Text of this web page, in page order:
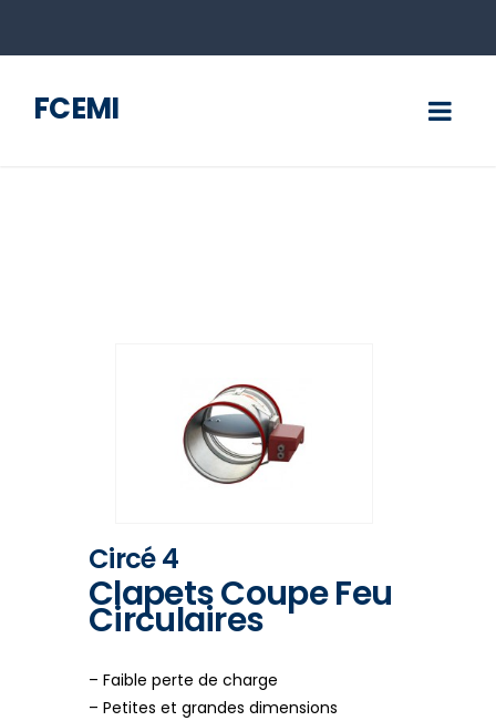
FCEMI
Circé 4
Clapets Coupe Feu
Circulaires
– Faible perte de charge
– Petites et grandes dimensions